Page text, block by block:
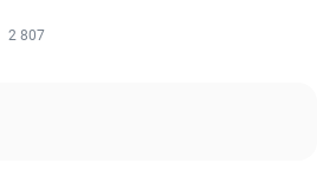
2 807